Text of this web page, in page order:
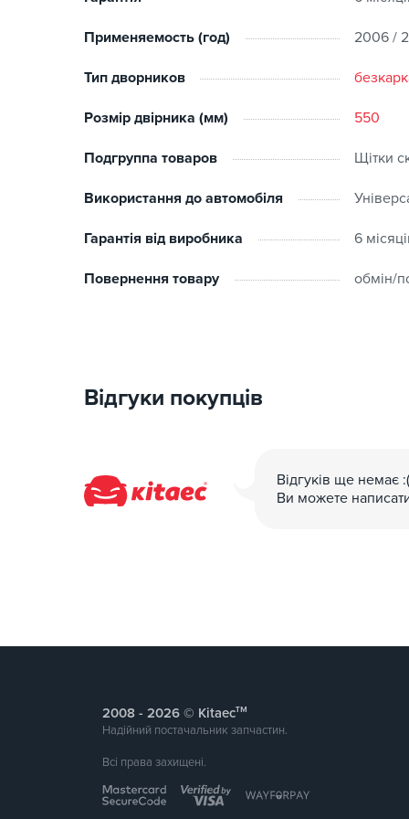
Применяемость (год) 2006 /
Тип дворников
Розмір двірника (мм) 550
Подгруппа товаров Щітки
Використання до автомобіля
Гарантія від виробника 6
Повернення товару обмін/
Відгуки покупців
Відгуків ще немає :(
Ви можете
2008 - © Kitaecтм
Надійний постачальник запчастин.
Всі права захищені.